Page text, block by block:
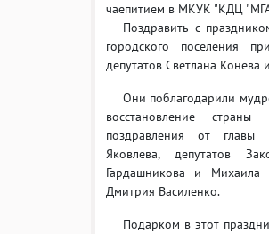
чаепитием в МКУК "КДЦ
Поздравить с
городского поселения
депутатов Светлана Конева
Они поблагодарили
восстановление
поздравления от главы
Яковлева, депутатов
Гардашникова и
Дмитрия Василенко.
Подарком в этот